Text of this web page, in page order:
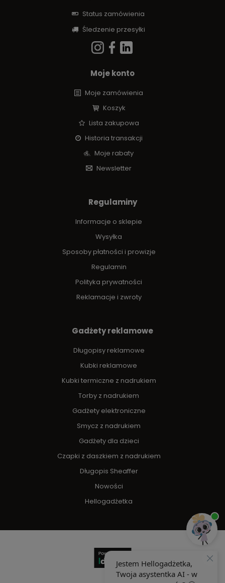
Status zamówienia
Śledzenie przesyłki
Moje konto
Moje zamówienia
Koszyk
Lista zakupowa
Historia transakcji
Moje rabaty
Newsletter
Regulaminy
Informacje o sklepie
Wysyłka
Sposoby płatności i prowizje
Regulamin
Polityka prywatności
Reklamacje i zwroty
Gadżety reklamowe
Długopisy reklamowe
Kubki reklamowe
Kubki termiczne z nadrukiem
Torby z nadrukiem
Gadżety elektroniczne
Smycz z nadrukiem
Gadżety dla dzieci
Czapki z daszkiem z nadrukiem
Długopis Sheaffer
Nowości
Hellogadżetka